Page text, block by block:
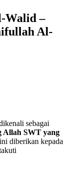
Walid –
Al-
sebagai
Allah SWT yang
diberikan kepada